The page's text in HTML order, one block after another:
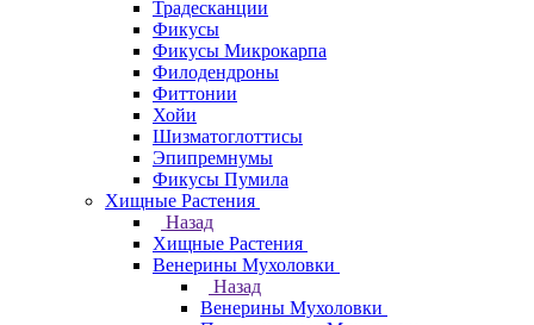
Традесканции
Фикусы
Фикусы Микрокарпа
Филодендроны
Фиттонии
Хойи
Шизматоглоттисы
Эпипремнумы
Фикусы Пумила
Хищные Растения
Назад
Хищные Растения
Венерины Мухоловки
Назад
Венерины Мухоловки